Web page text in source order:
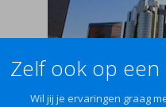
Zelf ook op een
Wil jij je ervaringen graag